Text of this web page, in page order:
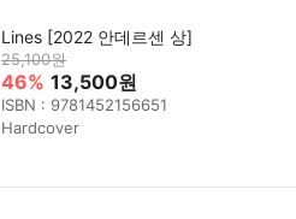
Lines [2022 안데르센 상]
25,100원
46% 13,500원
ISBN : 9781452156651
Hardcover